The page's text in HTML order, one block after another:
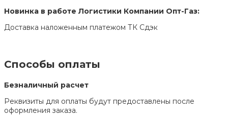
Новинка в работе Логистики Компании Опт-Газ:
Доставка наложенным платежом ТК Сдэк
Способы оплаты
Безналичный расчет
Реквизиты для оплаты будут предоставлены после
оформления заказа.